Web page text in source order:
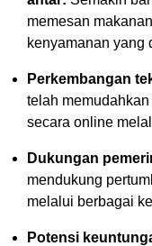
memesan
kenyamanan yang
Perkembangan
telah
secara online
Dukungan
mendukung
melalui berbagai
Potensi